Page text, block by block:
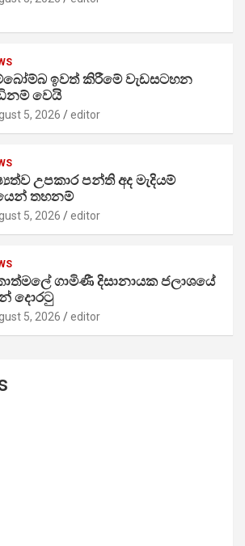
ඉවත් කිරීමේ වැඩසටහන
වෙයි
5, 2026 editor
උපකාර පන්ති අද මැදියම්
තහනම්
5, 2026 editor
ගාමිණී දිසානායක ජලාශයේ
දොරටු
5, 2026 editor